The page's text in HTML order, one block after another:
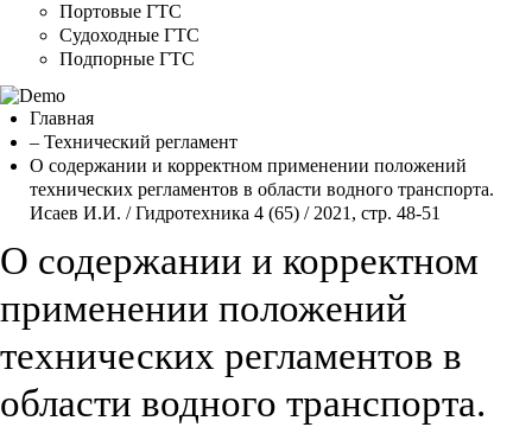
Портовые ГТС
Судоходные ГТС
Подпорные ГТС
Главная
– Технический регламент
О содержании и корректном применении положений
технических регламентов в области водного транспорта.
Исаев И.И. / Гидротехника 4 (65) / 2021, стр. 48-51
О содержании и корректном
применении положений
технических регламентов в
области водного транспорта.